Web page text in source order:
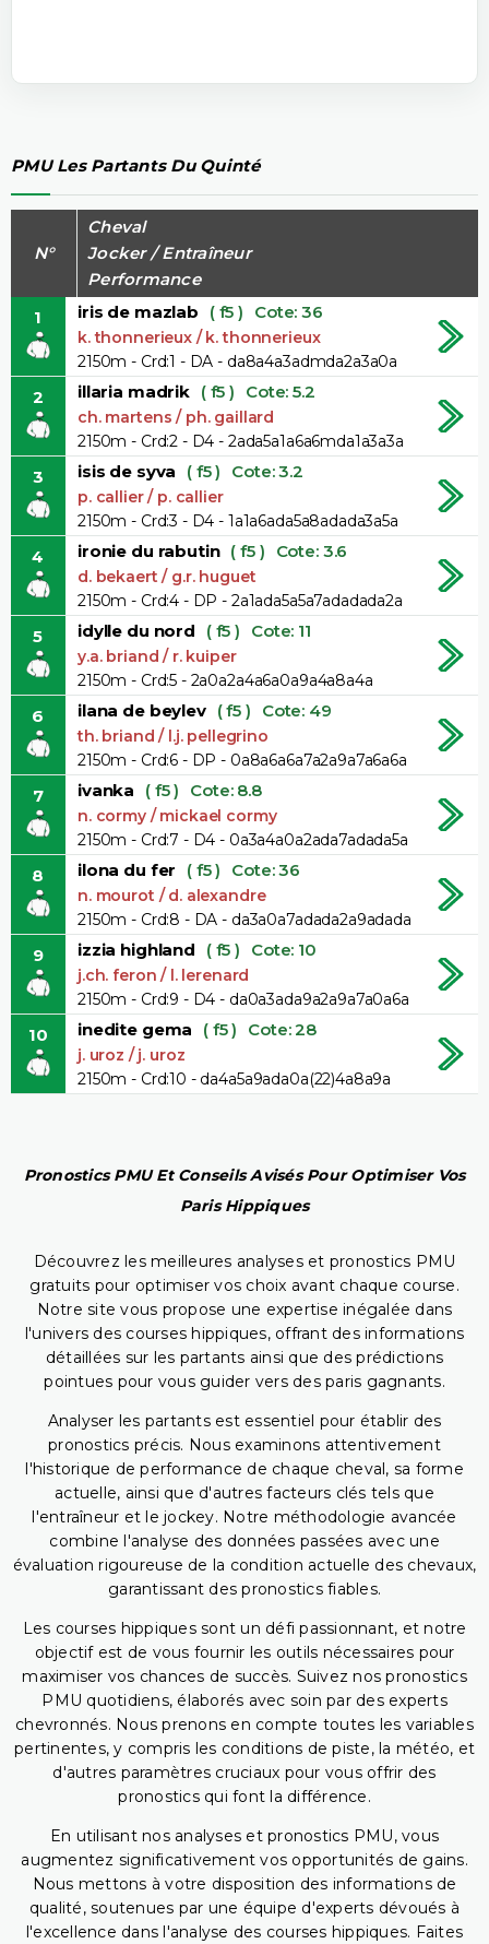
PMU Les Partants Du Quinté
N°
Cheval
Jocker / Entraîneur
Performance
1
iris de mazlab ( f5 ) Cote: 36
k. thonnerieux / k. thonnerieux
2150m - Crd:1 - DA - da8a4a3admda2a3a0a
2 illaria madrik ( f5 ) Cote: 5.2
ch. martens / ph. gaillard
2150m - Crd:2 - D4 - 2ada5a1a6a6mda1a3a3a
3 isis de syva ( f5 ) Cote: 3.2
p. callier / p. callier
2150m - Crd:3 - D4 - 1a1a6ada5a8adada3a5a
4 ironie du rabutin ( f5 ) Cote: 3.6
d. bekaert / g.r. huguet
2150m - Crd:4 - DP - 2a1ada5a5a7adadada2a
5 idylle du nord ( f5 ) Cote: 11
y.a. briand / r. kuiper
2150m - Crd:5 - 2a0a2a4a6a0a9a4a8a4a
6 ilana de beylev ( f5 ) Cote: 49
th. briand / l.j. pellegrino
2150m - Crd:6 - DP - 0a8a6a6a7a2a9a7a6a6a
7 ivanka ( f5 ) Cote: 8.8
n. cormy / mickael cormy
2150m - Crd:7 - D4 - 0a3a4a0a2ada7adada5a
8 ilona du fer ( f5 ) Cote: 36
n. mourot / d. alexandre
2150m - Crd:8 - DA - da3a0a7adada2a9adada
9 izzia highland ( f5 ) Cote: 10
j.ch. feron / l. lerenard
2150m - Crd:9 - D4 - da0a3ada9a2a9a7a0a6a
10 inedite gema ( f5 ) Cote: 28
j. uroz / j. uroz
2150m - Crd:10 - da4a5a9ada0a(22)4a8a9a
Pronostics PMU Et Conseils Avisés Pour Optimiser Vos
Paris Hippiques
Découvrez les meilleures analyses et pronostics PMU
gratuits pour optimiser vos choix avant chaque course.
Notre site vous propose une expertise inégalée dans
l'univers des courses hippiques, offrant des informations
détaillées sur les partants ainsi que des prédictions
pointues pour vous guider vers des paris gagnants.
Analyser les partants est essentiel pour établir des
pronostics précis. Nous examinons attentivement
l'historique de performance de chaque cheval, sa forme
actuelle, ainsi que d'autres facteurs clés tels que
l'entraîneur et le jockey. Notre méthodologie avancée
combine l'analyse des données passées avec une
évaluation rigoureuse de la condition actuelle des chevaux,
garantissant des pronostics fiables.
Les courses hippiques sont un défi passionnant, et notre
objectif est de vous fournir les outils nécessaires pour
maximiser vos chances de succès. Suivez nos pronostics
PMU quotidiens, élaborés avec soin par des experts
chevronnés. Nous prenons en compte toutes les variables
pertinentes, y compris les conditions de piste, la météo, et
d'autres paramètres cruciaux pour vous offrir des
pronostics qui font la différence.
En utilisant nos analyses et pronostics PMU, vous
augmentez significativement vos opportunités de gains.
Nous mettons à votre disposition des informations de
qualité, soutenues par une équipe d'experts dévoués à
l'excellence dans l'analyse des courses hippiques. Faites